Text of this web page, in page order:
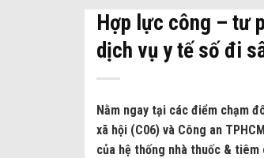
Hợp lực công – tư
dịch vụ y tế số đi
Nằm ngay tại các điểm chạm
xã hội (C06) và Công an
của hệ thống nhà thuốc &